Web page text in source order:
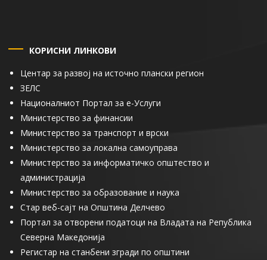
КОРИСНИ ЛИНКОВИ
Центар за развој на источно плански регион
ЗЕЛС
Националниот Портал за е-Услуги
Министерство за финансии
Министерство за транспорт и врски
Министерство за локална самоуправа
Министерство за информатичко општество и
администрација
Министерство за образование и наука
Стар веб-сајт на Општина Делчево
Портал за отворени податоци на Владата на Република
Северна Македонија
Регистар на станбени згради по општини